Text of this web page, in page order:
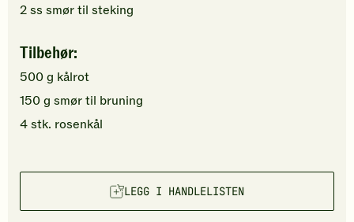
2ss smørtil steking
Tilbehør:
500g kålrot
150g smørtil bruning
4stk. rosenkål
LEGG I HANDLELISTEN